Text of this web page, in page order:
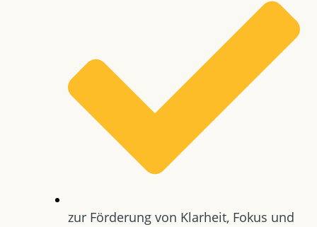
zur Förderung von Klarheit, Fokus und